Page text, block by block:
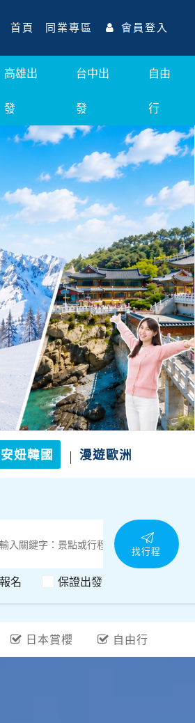
首頁 同業專區 會員登入
高雄出
發
台中出
發
自由
行
安妞韓國 漫遊歐洲
名 保證出發
找行程
日本賞櫻 自由行